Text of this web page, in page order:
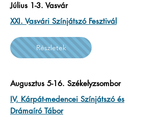
Július 1-3. Vasvár
XXI. Vasvári Színjátszó Fesztivál
Részletek
Augusztus 5-16. Székelyzsombor
IV. Kárpát-medencei Színjátszó és
Drámaíró Tábor